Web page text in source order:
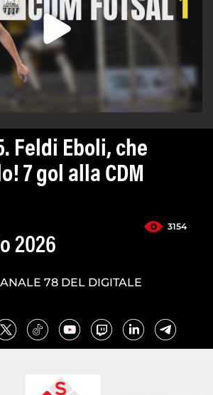
Feldi Eboli, che
7 gol alla CDM
3154
2026
78 DEL DIGITALE